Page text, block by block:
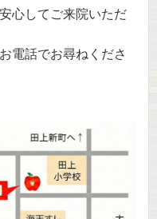
心してご来院いただ
電話でお尋ねくださ